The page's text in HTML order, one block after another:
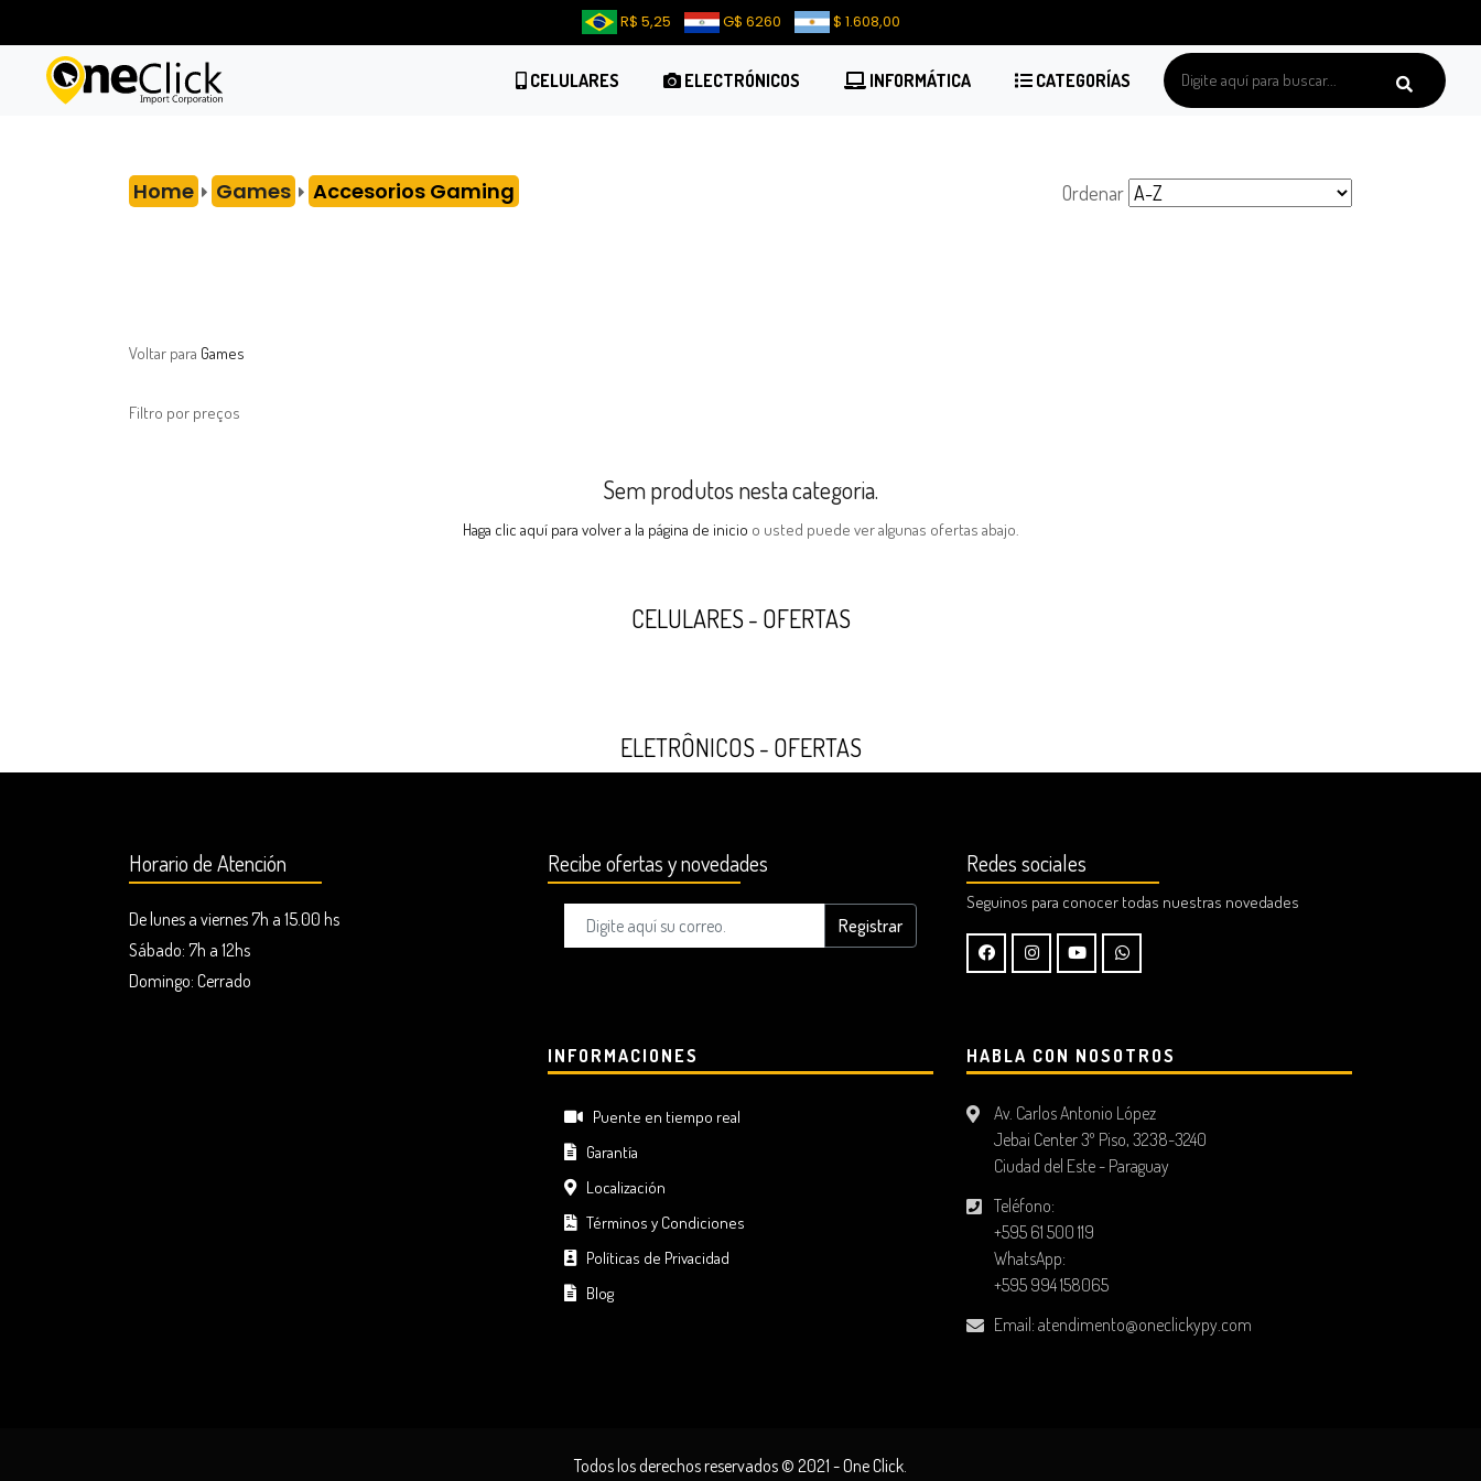
R$ 5,25 G$ 6260 $ 1.608,00
CELULARES ELECTRÓNICOS INFORMÁTICA CATEGORÍAS
Home Games Accesorios Gaming Ordenar
Voltar para Games
Filtro por preços
Sem produtos nesta categoria.
Haga clic aquí para volver a la página de inicio o usted puede ver algunas ofertas abajo.
CELULARES - OFERTAS
ELETRÔNICOS - OFERTAS
Horario de Atención
De lunes a viernes 7h a 15.00 hs
Sábado: 7h a 12hs
Domingo: Cerrado
Recibe ofertas y novedades
Registrar
Redes sociales
Seguinos para conocer todas nuestras novedades
INFORMACIONES
Puente en tiempo real
Garantía
Localización
Términos y Condiciones
Políticas de Privacidad
Blog
HABLA CON NOSOTROS
Av. Carlos Antonio López
Jebai Center 3º Piso, 3238-3240
Ciudad del Este - Paraguay
Teléfono:
+595 61 500 119
WhatsApp:
+595 994 158065
Email: atendimento@oneclickypy.com
Todos los derechos reservados © 2021 - One Click.